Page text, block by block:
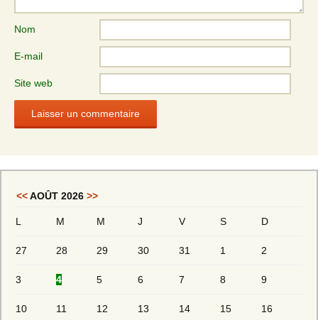
Nom
E-mail
Site web
<<AOÛT 2026 >>
L M M J V S D
27 28 29 30 31 1 2
3 4 5 6 7 8 9
10 11 12 13 14 15 16